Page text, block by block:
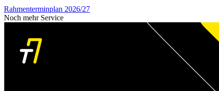
Rahmenterminplan 2026/27
Noch mehr Service